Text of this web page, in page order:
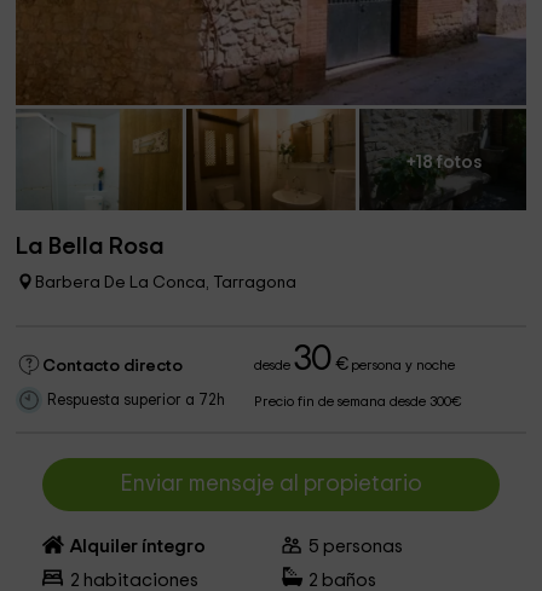
+18 fotos
La Bella Rosa
Barbera De La Conca, Tarragona
Contacto directo desde30 €persona y noche
Respuesta superior a 72h Precio fin de semana desde 300€
Enviar mensaje al propietario
Alquiler íntegro 5 personas
2 habitaciones 2 baños